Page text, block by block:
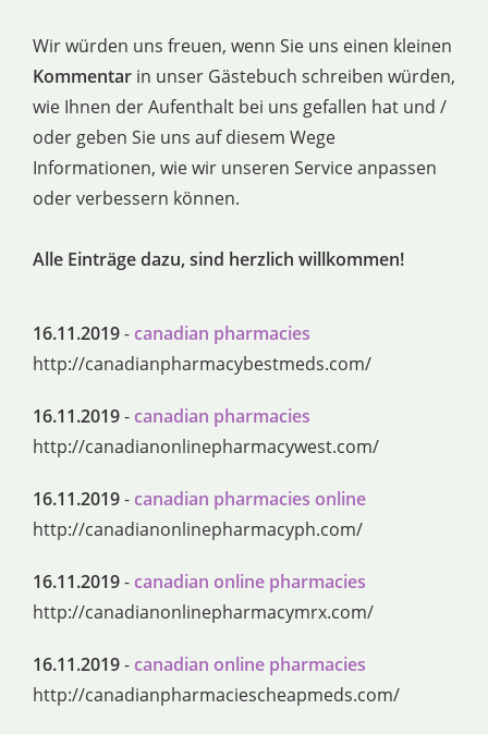
Wir würden uns freuen, wenn Sie uns einen kleinen
Kommentar in unser Gästebuch schreiben würden,
wie Ihnen der Aufenthalt bei uns gefallen hat und /
oder geben Sie uns auf diesem Wege
Informationen, wie wir unseren Service anpassen
oder verbessern können.
Alle Einträge dazu, sind herzlich willkommen!
16.11.2019-canadian pharmacies
http://canadianpharmacybestmeds.com/
16.11.2019-canadian pharmacies
http://canadianonlinepharmacywest.com/
16.11.2019-canadian pharmacies online
http://canadianonlinepharmacyph.com/
16.11.2019-canadian online pharmacies
http://canadianonlinepharmacymrx.com/
16.11.2019-canadian online pharmacies
http://canadianpharmaciescheapmeds.com/